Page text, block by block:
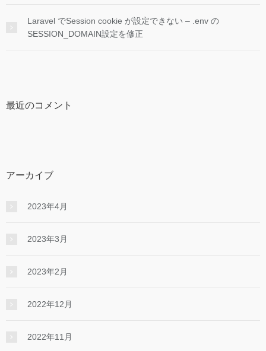
Laravel でSession cookie が設定できない – .env の
SESSION_DOMAIN設定を修正
最近のコメント
アーカイブ
2023年4月
2023年3月
2023年2月
2022年12月
2022年11月